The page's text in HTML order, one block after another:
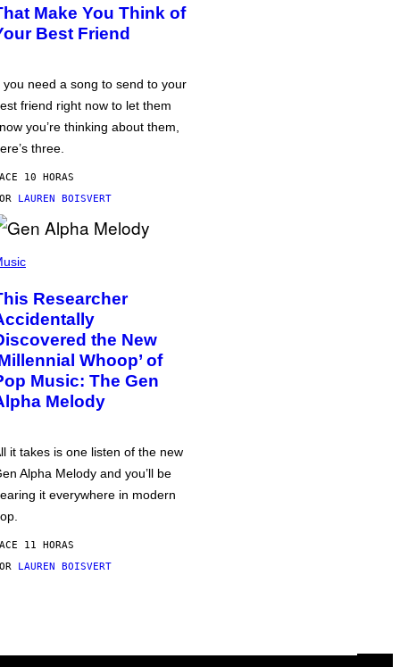
Make You Think of
Best Friend
you need a song to send to your
friend right now to let them
you’re thinking about them,
three.
10 HORAS
LAUREN BOISVERT
Researcher
the New
Whoop’ of
Music: The Gen
Melody
it takes is one listen of the new
Alpha Melody and you’ll be
it everywhere in modern
11 HORAS
LAUREN BOISVERT